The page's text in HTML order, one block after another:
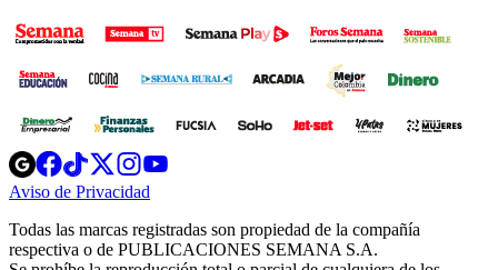
Opens
in
new
Opens
in
new
Opens
in
new
window
Opens
new
windowwindow
Aviso de Privacidad
new
window
Todas las marcas registradas son propiedad de la compañía
respectiva o de PUBLICACIONES SEMANA S.A.